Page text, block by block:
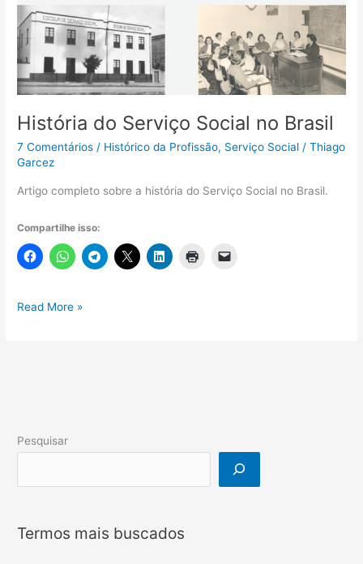
História do Serviço Social no Brasil
7 Comentários / Histórico da Profissão, Serviço Social /Thiago
Garcez
Artigo completo sobre a história do Serviço Social no Brasil.
Compartilhe isso:
História
Read More »
Pesquisar
Termos mais buscados